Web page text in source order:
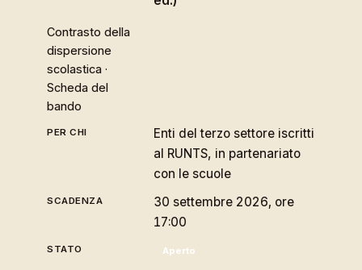
Contrasto della
dispersione
scolastica ·
Scheda del
bando
Enti del terzo settore iscritti
al RUNTS, in partenariato
con le scuole
30 settembre 2026, ore
17:00
Aperto